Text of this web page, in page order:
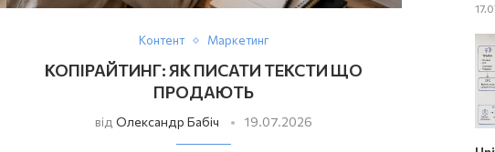
Контент Маркетинг
КОПІРАЙТИНГ: ЯК ПИСАТИ ТЕКСТИ ЩО
ПРОДАЮТЬ
відОлександр Бабіч 19.07.2026